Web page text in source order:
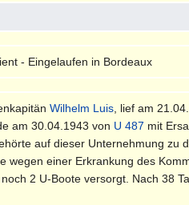
- Eingelaufen in Bordeaux
Wilhelm Luis , lief am
am 30.04.1943 von U 487 mit
auf dieser Unternehmung zu
wegen einer Erkrankung des
2 U-Boote versorgt. Nach 38